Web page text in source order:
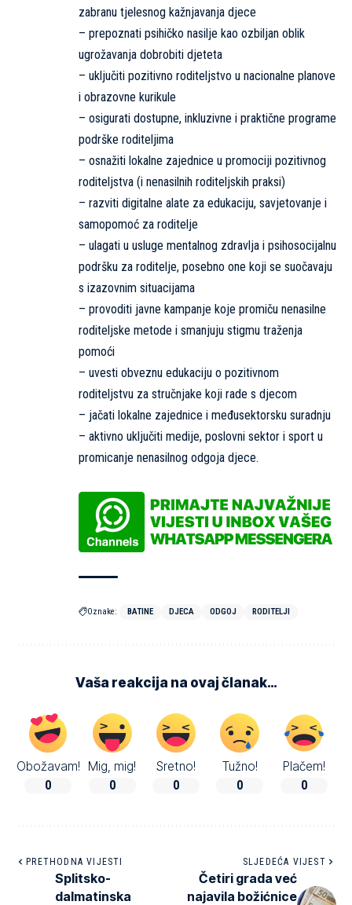
zabranu tjelesnog kažnjavanja djece
– prepoznati psihičko nasilje kao ozbiljan oblik
ugrožavanja dobrobiti djeteta
– uključiti pozitivno roditeljstvo u nacionalne planove
i obrazovne kurikule
– osigurati dostupne, inkluzivne i praktične programe
podrške roditeljima
– osnažiti lokalne zajednice u promociji pozitivnog
roditeljstva (i nenasilnih roditeljskih praksi)
– razviti digitalne alate za edukaciju, savjetovanje i
samopomoć za roditelje
– ulagati u usluge mentalnog zdravlja i psihosocijalnu
podršku za roditelje, posebno one koji se suočavaju
s izazovnim situacijama
– provoditi javne kampanje koje promiču nenasilne
roditeljske metode i smanjuju stigmu traženja
pomoći
– uvesti obveznu edukaciju o pozitivnom
roditeljstvu za stručnjake koji rade s djecom
– jačati lokalne zajednice i međusektorsku suradnju
– aktivno uključiti medije, poslovni sektor i sport u
promicanje nenasilnog odgoja djece.
Oznake: BATINE DJECA ODGOJ RODITELJI
Vaša reakcija na ovaj članak…
Obožavam!
0
Mig, mig!
0
Sretno!
0
Tužno!
0
Plačem!
0
PRETHODNA VIJESTI
Splitsko-
dalmatinska
SLJEDEĆA VIJEST
Četiri grada već
najavila božićnice